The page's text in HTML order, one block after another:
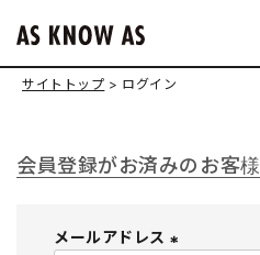
サイトトップ ログイン
会員登録がお済みのお客様
メールアドレス